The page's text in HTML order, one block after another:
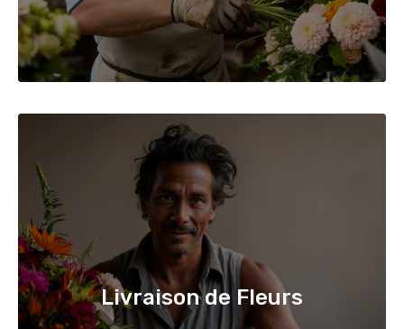
Livraison de Fleurs